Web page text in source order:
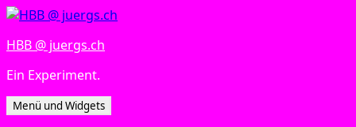
Zum
springen
HBB @ juergs.ch
Ein Experiment.
Menü und Widgets